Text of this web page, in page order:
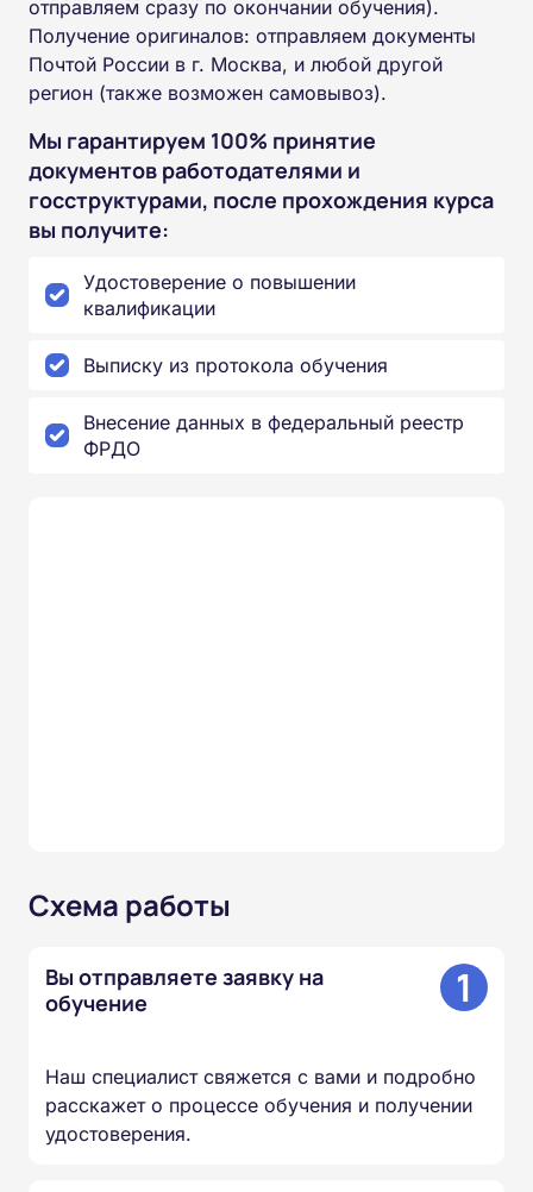
отправляем сразу по окончании обучения).
Получение оригиналов: отправляем документы
Почтой России в г. Москва, и любой другой
регион (также возможен самовывоз).
Мы гарантируем 100% принятие
документов работодателями и
госструктурами, после прохождения курса
вы получите:
Удостоверение о повышении
квалификации
Выписку из протокола обучения
Внесение данных в федеральный реестр
ФРДО
Схема работы
Вы отправляете заявку на
обучение
1
Наш специалист свяжется с вами и подробно
расскажет о процессе обучения и получении
удостоверения.